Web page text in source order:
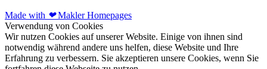
Made with ❤Makler Homepages
Verwendung von Cookies
Wir nutzen Cookies auf unserer Website. Einige von ihnen sind
notwendig während andere uns helfen, diese Website und Ihre
Erfahrung zu verbessern. Sie akzeptieren unsere Cookies, wenn Sie